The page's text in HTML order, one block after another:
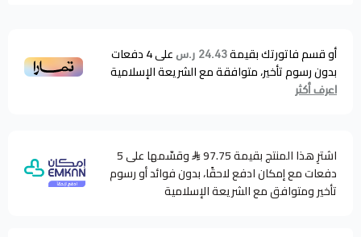
أو قسم فاتورتك بقيمة24.43 ر.س على4دفعات
بدون رسوم تأخير، متوافقة مع الشريعة الإسلامية
اعرف أكثر
اشترِ هذا المنتج بقيمة 97.75
وقسّمها على 5
دفعات مع إمكان ادفع لاحقًا، بدون فوائد أو رسوم
تأخير ومتوافق مع الشريعة الإسلامية